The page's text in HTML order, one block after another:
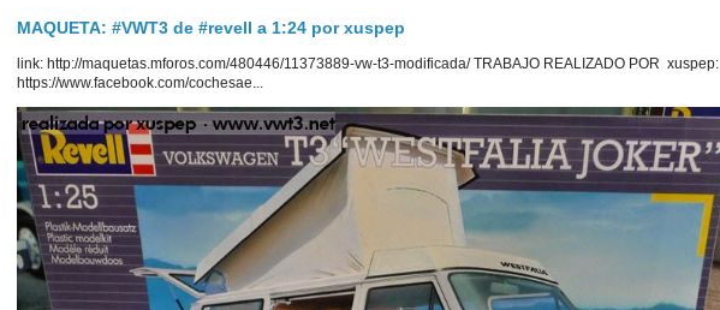
MAQUETA: #VWT3 de #revell a 1:24 por xuspep
link: http://maquetas.mforos.com/480446/11373889-vw-t3-modificada/ TRABAJO REALIZADO POR xuspep:
https://www.facebook.com/cochesae...